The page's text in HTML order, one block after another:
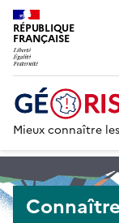
RÉPUBLIQUE
FRANÇAISE
Mieux connaître
Accueil